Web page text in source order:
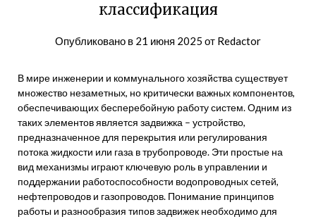
классификация
Опубликовано в 21 июня 2025 от Redactor
В мире инженерии и коммунального хозяйства существует
множество незаметных, но критически важных компонентов,
обеспечивающих бесперебойную работу систем. Одним из
таких элементов является задвижка – устройство,
предназначенное для перекрытия или регулирования
потока жидкости или газа в трубопроводе. Эти простые на
вид механизмы играют ключевую роль в управлении и
поддержании работоспособности водопроводных сетей,
нефтепроводов и газопроводов. Понимание принципов
работы и разнообразия типов задвижек необходимо для